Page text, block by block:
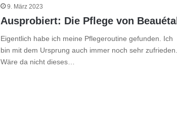
9. März 2023
Ausprobiert: Die Pflege von Beauétal
Eigentlich habe ich meine Pflegeroutine gefunden. Ich
bin mit dem Ursprung auch immer noch sehr zufrieden.
Wäre da nicht dieses…